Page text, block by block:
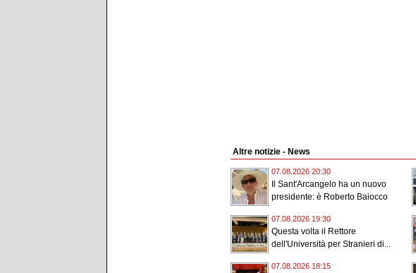
Altre notizie - News
07.08.2026 20:30
Il Sant'Arcangelo ha un nuovo
presidente: è Roberto Baiocco
07.08.2026 19:30
Questa volta il Rettore
dell'Università per Stranieri di...
07.08.2026 18:15